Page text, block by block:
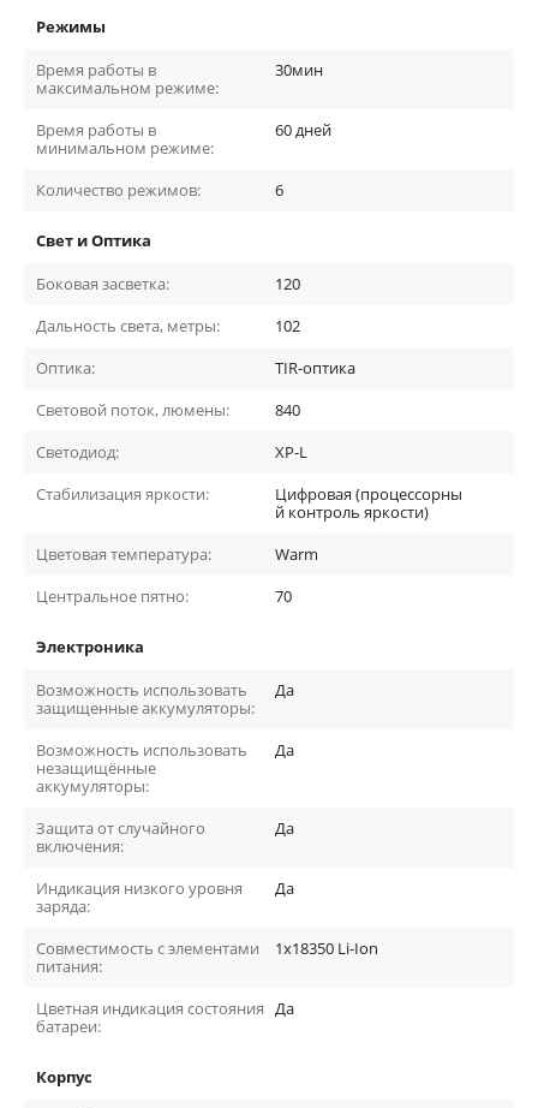
Режимы
Время работы в
максимальном режиме:
30мин
Время работы в
минимальном режиме:
60 дней
Количество режимов: 6
Свет и Оптика
Боковая засветка:
120
Дальность света, метры:
102
Оптика:
TIR-оптика
Световой поток, люмены:
840
Светодиод:
XP-L
Стабилизация яркости:
Цифровая (процессорны
й контроль яркости)
Цветовая температура:
Warm
Центральное пятно:
70
Электроника
Возможность использовать
защищенные аккумуляторы:
Да
Возможность использовать
незащищённые
аккумуляторы:
Да
Защита от случайного
включения:
Да
Индикация низкого уровня
заряда:
Да
Совместимость с элементами
питания:
1x18350 Li-Ion
Цветная индикация состояния
батареи:
Да
Корпус